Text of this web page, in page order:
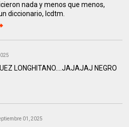
nada y menos que menos,
diccionario, lcdtm.
LONGHITANO….JAJAJAJ NEGRO
01, 2025